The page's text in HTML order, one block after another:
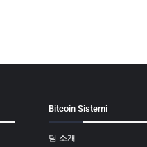
Bitcoin Sistemi
팀 소개